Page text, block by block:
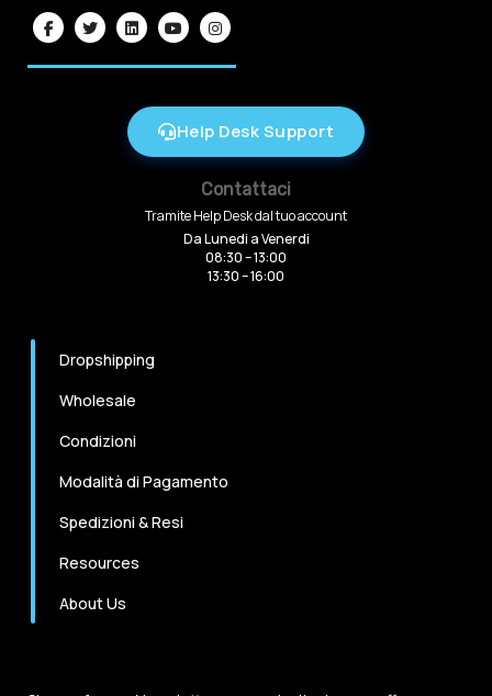
Help Desk Support
Contattaci
Tramite Help Desk dal tuo account
Da Lunedi a Venerdi
08:30 – 13:00
13:30 – 16:00
Dropshipping
Wholesale
Condizioni
Modalità di Pagamento
Spedizioni & Resi
Resources
About Us